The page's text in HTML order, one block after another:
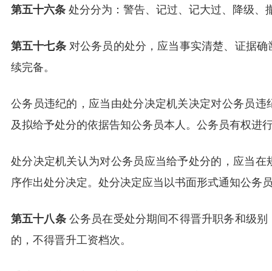
第五十六条处分分为：警告、记过、记大过、降级、
第五十七条对公务员的处分，应当事实清楚、证据
续完备。
公务员违纪的，应当由处分决定机关决定对公务员
及拟给予处分的依据告知公务员本人。公务员有权进
处分决定机关认为对公务员应当给予处分的，应当
序作出处分决定。处分决定应当以书面形式通知公务
第五十八条公务员在受处分期间不得晋升职务和级
的，不得晋升工资档次。